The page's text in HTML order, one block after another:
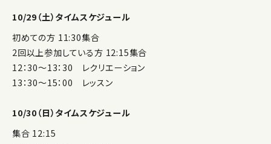
10/29（土）タイムスケジュール
初めての方 11:30集合
2回以上参加している方 12:15集合
12：30～13：30 レクリエーション
13：30～15：00 レッスン
10/30（日）タイムスケジュール
集合 12:15